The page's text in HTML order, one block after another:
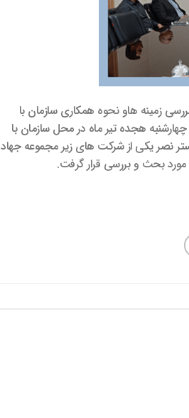
زمینه هاو نحوه همکاری سازمان با
هجده تیر ماه در محل سازمان با
نصر یکی از شرکت های زیر مجموعه جهاد
بحث و بررسی قرار گرفت.